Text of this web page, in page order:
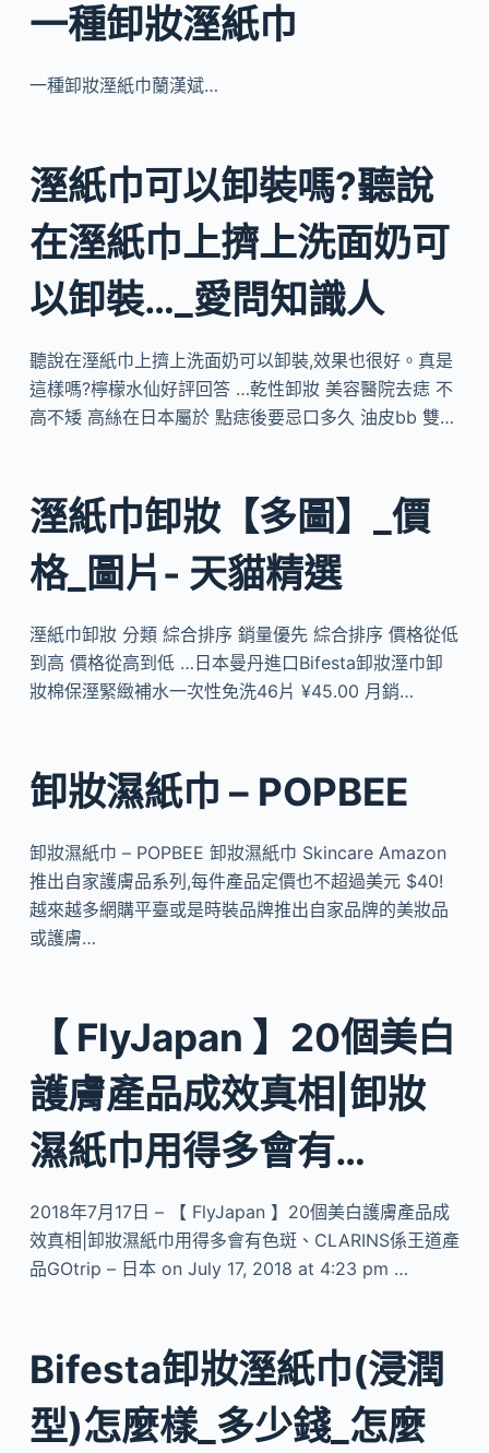
一種卸妝溼紙巾
一種卸妝溼紙巾蘭漢斌…
溼紙巾可以卸裝嗎?聽說
在溼紙巾上擠上洗面奶可
以卸裝…_愛問知識人
聽說在溼紙巾上擠上洗面奶可以卸裝,效果也很好。真是
這樣嗎?檸檬水仙好評回答 …乾性卸妝 美容醫院去痣 不
高不矮 高絲在日本屬於 點痣後要忌口多久 油皮bb 雙…
溼紙巾卸妝【多圖】_價
格_圖片- 天貓精選
溼紙巾卸妝 分類 綜合排序 銷量優先 綜合排序 價格從低
到高 價格從高到低 …日本曼丹進口Bifesta卸妝溼巾卸
妝棉保溼緊緻補水一次性免洗46片 ¥45.00 月銷…
卸妝濕紙巾 – POPBEE
卸妝濕紙巾 – POPBEE 卸妝濕紙巾 Skincare Amazon
推出自家護膚品系列,每件產品定價也不超過美元 $40!
越來越多網購平臺或是時裝品牌推出自家品牌的美妝品
或護膚…
【 FlyJapan 】20個美白
護膚產品成效真相|卸妝
濕紙巾用得多會有…
2018年7月17日 – 【 FlyJapan 】20個美白護膚產品成
效真相|卸妝濕紙巾用得多會有色斑、CLARINS係王道產
品GOtrip – 日本 on July 17, 2018 at 4:23 pm …
Bifesta卸妝溼紙巾(浸潤
型)怎麼樣_多少錢_怎麼